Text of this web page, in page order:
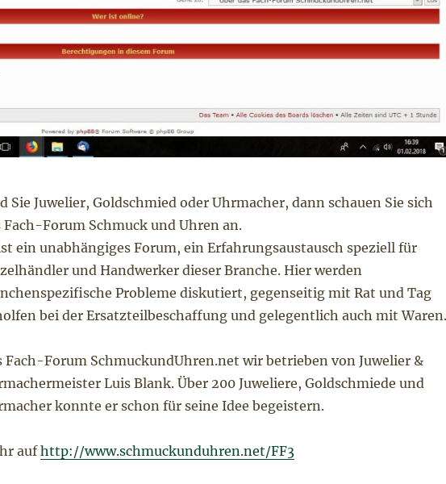
Sie Juwelier, Goldschmied oder Uhrmacher, dann schauen Sie sich
Fach-Forum Schmuck und Uhren an.
ein unabhängiges Forum, ein Erfahrungsaustausch speziell für
und Handwerker dieser Branche. Hier werden
Probleme diskutiert, gegenseitig mit Rat und Tag
bei der Ersatzteilbeschaffung und gelegentlich auch mit Waren.
Fach-Forum SchmuckundUhren.net wir betrieben von Juwelier &
Luis Blank. Über 200 Juweliere, Goldschmiede und
konnte er schon für seine Idee begeistern.
aufhttp://www.schmuckunduhren.net/FF3